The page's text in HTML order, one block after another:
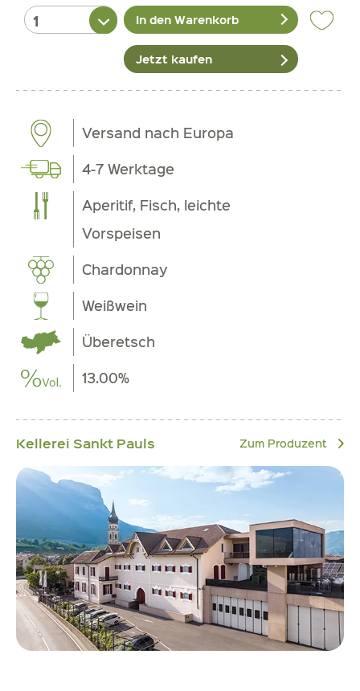
In den Warenkorb
Jetzt kaufen
Versand nach Europa
4-7 Werktage
Aperitif, Fisch, leichte
Vorspeisen
Chardonnay
Weißwein
Überetsch
13.00%
Kellerei Sankt Pauls Zum Produzent